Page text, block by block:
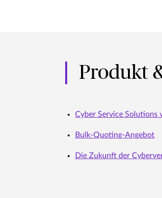
Produkt
Cyber Service Solutions
Bulk-Quoting-Angebot
Die Zukunft der